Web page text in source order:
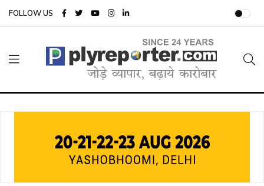
FOLLOW US